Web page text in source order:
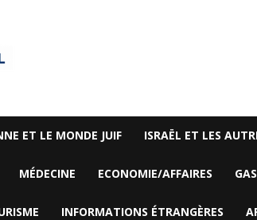
ET LE MONDE JUIF ISRAËL ET LES
MÉDECINE ECONOMIE/AFFAIRES
INFORMATIONS ÉTRANGÈRES